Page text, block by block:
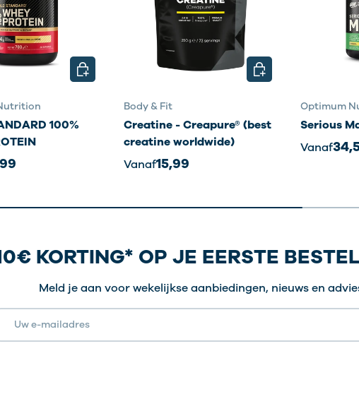
100%
KIES MOGELIJKHEDEN
Body & Fit
Creatine - Creapure® (best
creatine worldwide)
Vanaf15,99
KIES
Optimum
Serious
Vanaf
KORTING* OP JE EERSTE
Meld je aan voor wekelijkse aanbiedingen, nieuws en
mailadres